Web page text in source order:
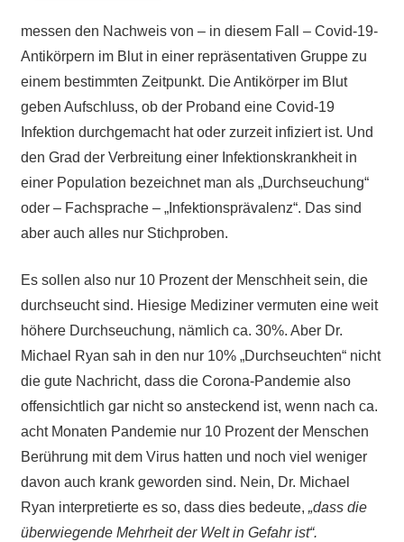
messen den Nachweis von – in diesem Fall – Covid-19-
Antikörpern im Blut in einer repräsentativen Gruppe zu
einem bestimmten Zeitpunkt. Die Antikörper im Blut
geben Aufschluss, ob der Proband eine Covid-19
Infektion durchgemacht hat oder zurzeit infiziert ist. Und
den Grad der Verbreitung einer Infektionskrankheit in
einer Population bezeichnet man als „Durchseuchung“
oder – Fachsprache – „Infektionsprävalenz“. Das sind
aber auch alles nur Stichproben.
Es sollen also nur 10 Prozent der Menschheit sein, die
durchseucht sind. Hiesige Mediziner vermuten eine weit
höhere Durchseuchung, nämlich ca. 30%. Aber Dr.
Michael Ryan sah in den nur 10% „Durchseuchten“ nicht
die gute Nachricht, dass die Corona-Pandemie also
offensichtlich gar nicht so ansteckend ist, wenn nach ca.
acht Monaten Pandemie nur 10 Prozent der Menschen
Berührung mit dem Virus hatten und noch viel weniger
davon auch krank geworden sind. Nein, Dr. Michael
Ryan interpretierte es so, dass dies bedeute, „dass die
überwiegende Mehrheit der Welt in Gefahr ist“.